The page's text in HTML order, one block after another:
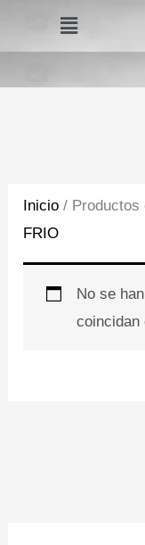
Menú
Inicio / Productos
FRIO
No se
coincidan